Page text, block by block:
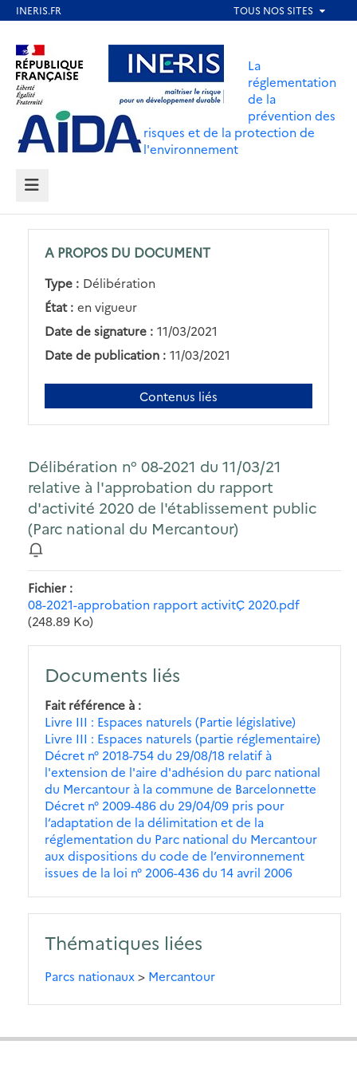
contenu
principal
Aller au contenu Aller au menu
Aller au pied de page
La
réglementation
de la
prévention des
risques et de la protection de
l'environnement
MENU
A PROPOS DU DOCUMENT
Type : Délibération
État : en vigueur
Date de signature : 11/03/2021
Date de publication : 11/03/2021
Contenus liés
Délibération n° 08-2021 du 11/03/21
relative à l'approbation du rapport
d'activité 2020 de l'établissement public
(Parc national du Mercantour)
Fichier
08-2021-approbation rapport activitÇ 2020.pdf
(248.89 Ko)
Documents liés
Fait référence à
Livre III : Espaces naturels (Partie législative)
Livre III : Espaces naturels (partie réglementaire)
Décret n° 2018-754 du 29/08/18 relatif à
l'extension de l'aire d'adhésion du parc national
du Mercantour à la commune de Barcelonnette
Décret n° 2009-486 du 29/04/09 pris pour
l’adaptation de la délimitation et de la
réglementation du Parc national du Mercantour
aux dispositions du code de l’environnement
issues de la loi n° 2006-436 du 14 avril 2006
Thématiques liées
Parcs nationaux> Mercantour